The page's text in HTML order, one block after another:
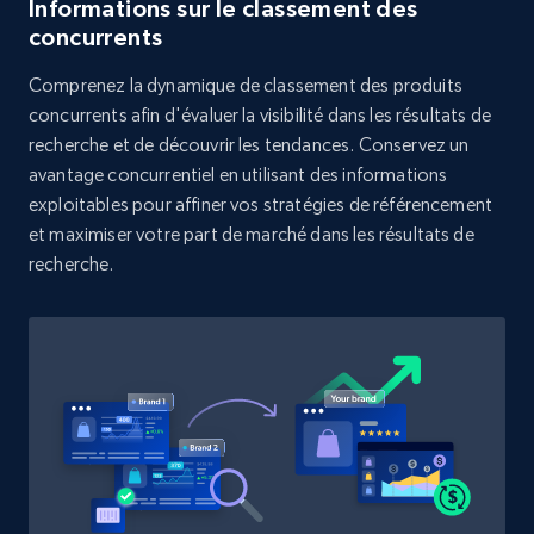
Rating, Reviews count, Initial price, Discount,
and more.
1.3K+ 175+ Commencer
Target - Discover products by category url
URL, Product id, Title, Product description,
and more.
Commencer
Target - Discover products by specified
UPC
Informations sur le classement des
concurrents
Comprenez la dynamique de classement des produits
concurrents afin d'évaluer la visibilité dans les résultats de
recherche et de découvrir les tendances. Conservez un
avantage concurrentiel en utilisant des informations
exploitables pour affiner vos stratégies de référencement
et maximiser votre part de marché dans les résultats de
recherche.